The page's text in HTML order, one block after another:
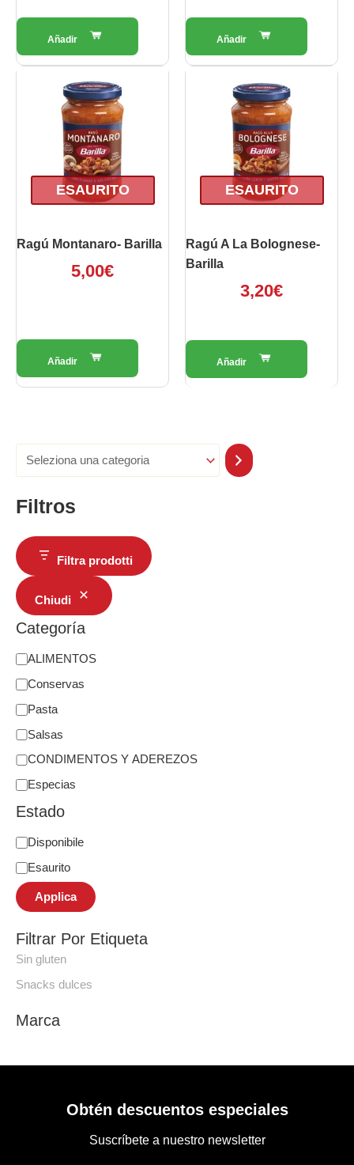
Filtros
Filtra prodotti
Chiudi
Categoría
ALIMENTOS
Conservas
Pasta
Salsas
CONDIMENTOS Y ADEREZOS
Especias
Estado
Disponibile
Esaurito
Applica
Filtrar Por Etiqueta
Sin gluten
Snacks dulces
Marca
ESAURITO
Ragú Montanaro- Barilla
5,00€
ESAURITO
Ragú A La Bolognese-
Barilla
3,20€
Obtén descuentos especiales
Suscríbete a nuestro newsletter